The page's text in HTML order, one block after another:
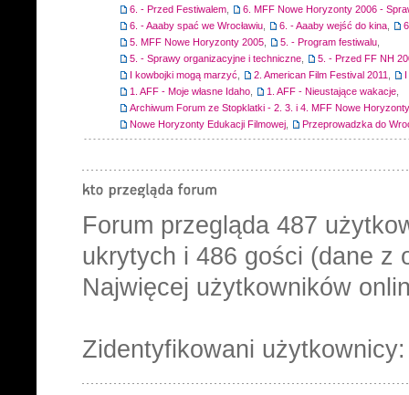
6. - Przed Festiwalem
6. MFF Nowe Horyzonty 2006 -
6. - Aaaby spać we Wrocławiu
6. - Aaaby wejść do kina
5. MFF Nowe Horyzonty 2005
5. - Program festiwalu
5. - Sprawy organizacyjne i techniczne
5. - Przed FF NH
I kowbojki mogą marzyć
2. American Film Festival 2011
1. AFF - Moje własne Idaho
1. AFF - Nieustające wakacje
Archiwum Forum ze Stopklatki - 2. 3. i 4. MFF Nowe
Nowe Horyzonty Edukacji Filmowej
Przeprowadzka do
Forum przegląda 487
ukrytych i 486 gości (dane z
Najwięcej użytkowników
Zidentyfikowani